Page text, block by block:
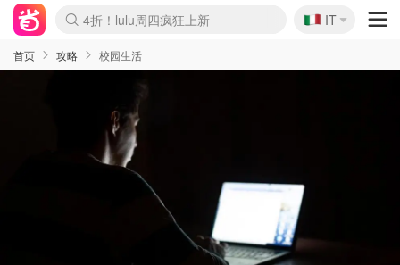
Boticinal 夏促开抢！
4折！lulu周四疯狂上新
速领！Stanley独家85折
Zalando 奥莱闪促！每日更新
🇮🇹
IT
首页 攻略 校园生活